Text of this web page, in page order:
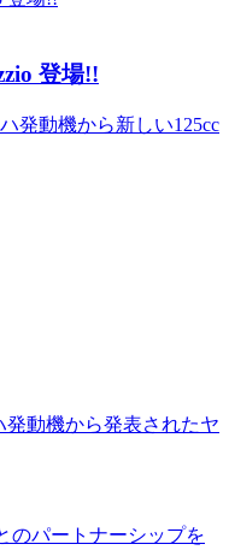
登場!!
発動機から新しい125cc
動機から発表されたヤ